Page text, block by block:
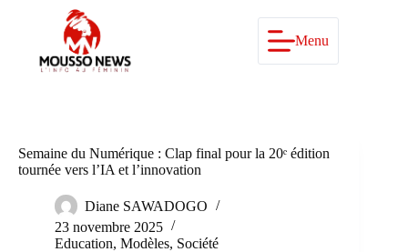
Menu
Semaine du Numérique : Clap final pour la 20ᵉ édition
tournée vers l’IA et l’innovation
Diane SAWADOGO
23 novembre 2025
Education, Modèles, Société